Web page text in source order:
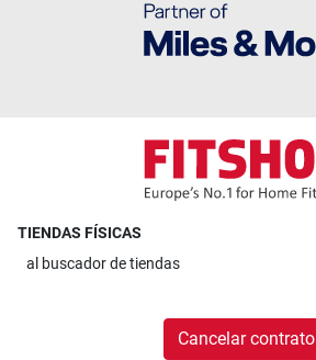
TIENDAS FÍSICAS
al buscador de tiendas
Cancelar contrato